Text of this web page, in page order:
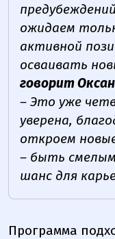
ожидаем
активной
осваивать
говорит
– Это уже
уверена,
откроем
– быть
шанс для
Программа